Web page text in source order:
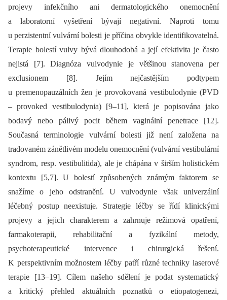
projevy infekčního ani dermatologického onemocnění
a laboratorní vyšetření bývají negativní. Naproti tomu
u perzistentní vulvární bolesti je příčina obvykle identifikovatelná.
Terapie bolestí vulvy bývá dlouhodobá a její efektivita je často
nejistá [7]. Diagnóza vulvodynie je většinou stanovena per
exclusionem [8]. Jejím nejčastějším podtypem
u premenopauzálních žen je provokovaná vestibulodynie (PVD
–⁠ provoked vestibulodynia) [9–11], která je popisována jako
bodavý nebo pálivý pocit během vaginální penetrace [12].
Současná terminologie vulvární bolesti již není založena na
tradovaném zánětlivém modelu onemocnění (vulvární vestibulární
syndrom, resp. vestibulitida), ale je chápána v širším holistickém
kontextu [5,7]. U bolestí způsobených známým faktorem se
snažíme o jeho odstranění. U vulvodynie však univerzální
léčebný postup neexistuje. Strategie léčby se řídí klinickými
projevy a jejich charakterem a zahrnuje režimová opatření,
farmakoterapii, rehabilitační a fyzikální metody,
psychoterapeutické intervence i chirurgická řešení.
K perspektivním možnostem léčby patří různé techniky laserové
terapie [13–19]. Cílem našeho sdělení je podat systematický
a kritický přehled aktuálních poznatků o etiopatogenezi,